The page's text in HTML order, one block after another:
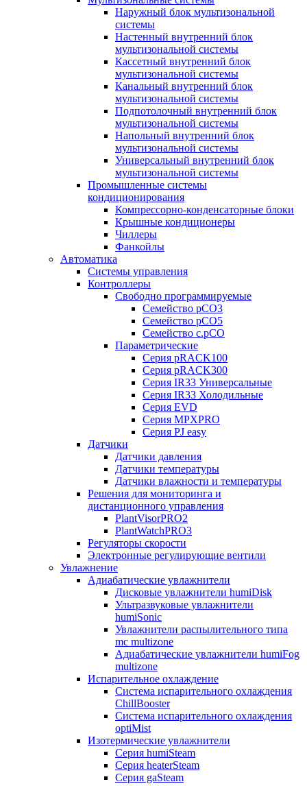
Наружный блок мультизональной
системы
Настенный внутренний блок
мультизональной системы
Кассетный внутренний блок
мультизональной системы
Канальный внутренний блок
мультизональной системы
Подпотолочный внутренний блок
мультизональной системы
Напольный внутренний блок
мультизональной системы
Универсальный внутренний блок
мультизональной системы
Промышленные системы
кондиционирования
Компрессорно-конденсаторные блоки
Крышные кондиционеры
Чиллеры
Фанкойлы
Автоматика
Системы управления
Контроллеры
Свободно программируемые
Семейство pCO3
Семейство pCO5
Семейство c.pCO
Параметрические
Серия pRACK100
Серия pRACK300
Серия IR33 Универсальные
Серия IR33 Холодильные
Серия EVD
Серия MPXPRO
Серия PJ easy
Датчики
Датчики давления
Датчики температуры
Датчики влажности и температуры
Решения для мониторинга и
дистанционного управления
PlantVisorPRO2
PlantWatchPRO3
Регуляторы скорости
Электронные регулирующие вентили
Увлажнение
Адиабатические увлажнители
Дисковые увлажнители humiDisk
Ультразвуковые увлажнители
humiSonic
Увлажнители распылительного типа
mc multizone
Адиабатические увлажнители humiFog
multizone
Испарительное охлаждение
Система испарительного охлаждения
ChillBooster
Система испарительного охлаждения
optiMist
Изотермические увлажнители
Серия humiSteam
Серия heaterSteam
Серия gaSteam